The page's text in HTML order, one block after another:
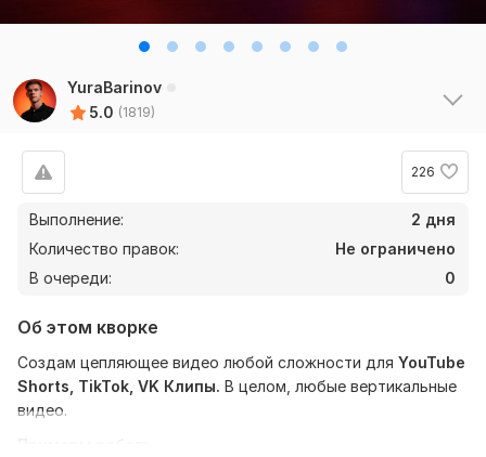
YuraBarinov
5.0 (1819)
226
Выполнение:
2 дня
Количество правок:
Не ограничено
В очереди:
0
Об этом кворке
Создам цепляющее видео любой сложности для YouTube
Shorts, TikTok, VK Клипы. В целом, любые вертикальные
видео.